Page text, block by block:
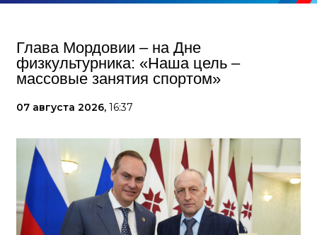
Глава Мордовии – на Дне
физкультурника: «Наша цель –
массовые занятия спортом»
07 августа 2026, 16:37